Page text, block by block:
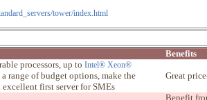
tower/index.html
Benefits
processors, up to Intel® Xeon®
range of budget options, make the
first server for SMEs
Great
Benefit